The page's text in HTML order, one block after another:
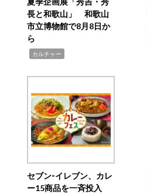
長と和歌山」 和歌山
市立博物館で8月8日か
ら
カルチャー
セブン‐イレブン、カレ
ー15商品を一斉投入